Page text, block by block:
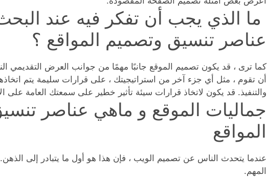
ما الذي يجب أن تفكر فيه عند
عناصر تنسيق وتصميم المواقع ؟
كما ترى ، قد يكون تصميم الموقع جانبًا مهمًا من جوانب العرض التقديمي
أن تقوم ، مثل أي جزء آخر من استراتيجيتك ، على قرارات سليمة يتم
والتنفيذ. قد يكون لاتخاذ قرارات سيئة تأثير خطير على سمعتك العامة على
جماليات الموقع و ماهي عناصر
المواقع
عندما يتحدث الناس عن تصميم الويب ، فإن هذا هو أول ما يتبادر إلى
المهم.